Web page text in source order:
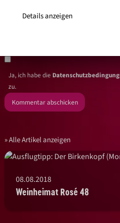
Ja, ich habe die
zu.
Alle Artikel anzeigen
08.08.2018
Weinheimat Rosé 48
Details anzeigen